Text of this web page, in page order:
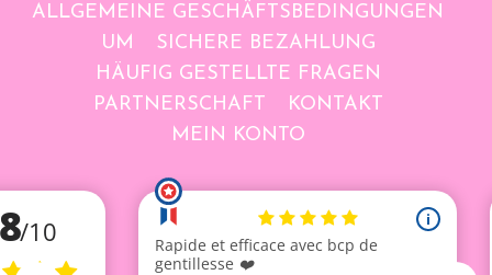
ALLGEMEINE GESCHÄFTSBEDINGUNGEN
UM
SICHERE BEZAHLUNG
HÄUFIG GESTELLTE FRAGEN
PARTNERSCHAFT
KONTAKT
MEIN KONTO